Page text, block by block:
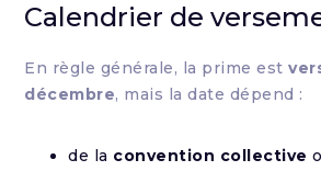
Calendrier de
En règle générale, la prime est
décembre, mais la date dépend :
de la convention collective